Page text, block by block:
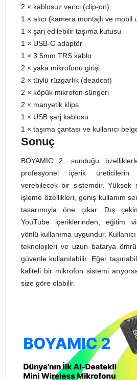
Canlı konser, etkinlik ya da
Öne Çıkan Teknik
2.4GHz dijital kablosuz
300m görüş hattı menzili
2 adet vericive1 adet çift
8 GB dahili hafıza(her vericide)
32-bit float kayıt
AI gürültü engelleme
Safety track (-12 dB)
yedek
Mono, Stereo ve Güvenlik
OLED ekran ve döner
3.5mm TRS analog ve USB-C
Alıcıda 15 saat, vericide 6–9
Şarj kutusu ile toplam 54
Kutu İçeriği
2 × kablosuz verici (clip-on)
1 × alıcı (kamera montajlı ve
1 × şarj edilebilir taşıma kutusu
2 × yaka mikrofonu girişi
2 × tüylü rüzgarlık (deadcat)
2 × köpük mikrofon süngeri
2 × manyetik klips
1 × USB şarj kablosu